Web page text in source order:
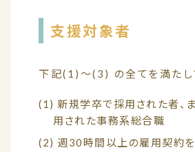
支援対象者
下記(1)～(3) の全てを満たし
(1) 新規学卒で採用された者、
用された事務系総合職
(2) 週30時間以上の雇用契約を